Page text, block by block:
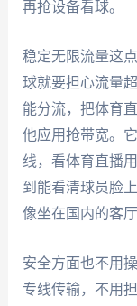
再抢设备看球。
稳定无限流量这
球就要担心流量超
能分流，把体育
他应用抢带宽。
线，看体育直播
到能看清球员脸
像坐在国内的客
安全方面也不用操
专线传输，不用